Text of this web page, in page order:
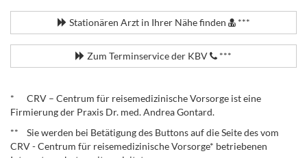
Stationären Arzt in Ihrer Nähe finden ***
Zum Terminservice der KBV ***
* CRV – Centrum für reisemedizinische Vorsorge ist eine
Firmierung der Praxis Dr. med. Andrea Gontard.
** Sie werden bei Betätigung des Buttons auf die Seite des vom
CRV - Centrum für reisemedizinische Vorsorge* betriebenen